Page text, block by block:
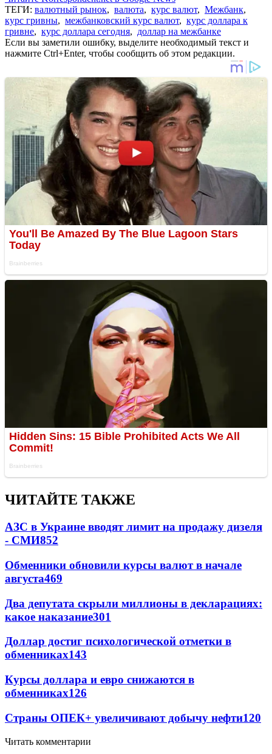
ТЕГИ: валютный рынок, валюта, курс валют, Межбанк,
курс гривны, межбанковский курс валют, курс доллара к
гривне, курс доллара сегодня, доллар на межбанке
Если вы заметили ошибку, выделите необходимый текст и
нажмите Ctrl+Enter, чтобы сообщить об этом редакции.
ЧИТАЙТЕ ТАКЖЕ
АЗС в Украине вводят лимит на продажу дизеля
- СМИ852
Обменники обновили курсы валют в начале
августа469
Два депутата скрыли миллионы в декларациях:
какое наказание301
Доллар достиг психологической отметки в
обменниках143
Курсы доллара и евро снижаются в
обменниках126
Страны ОПЕК+ увеличивают добычу нефти120
Читать комментарии